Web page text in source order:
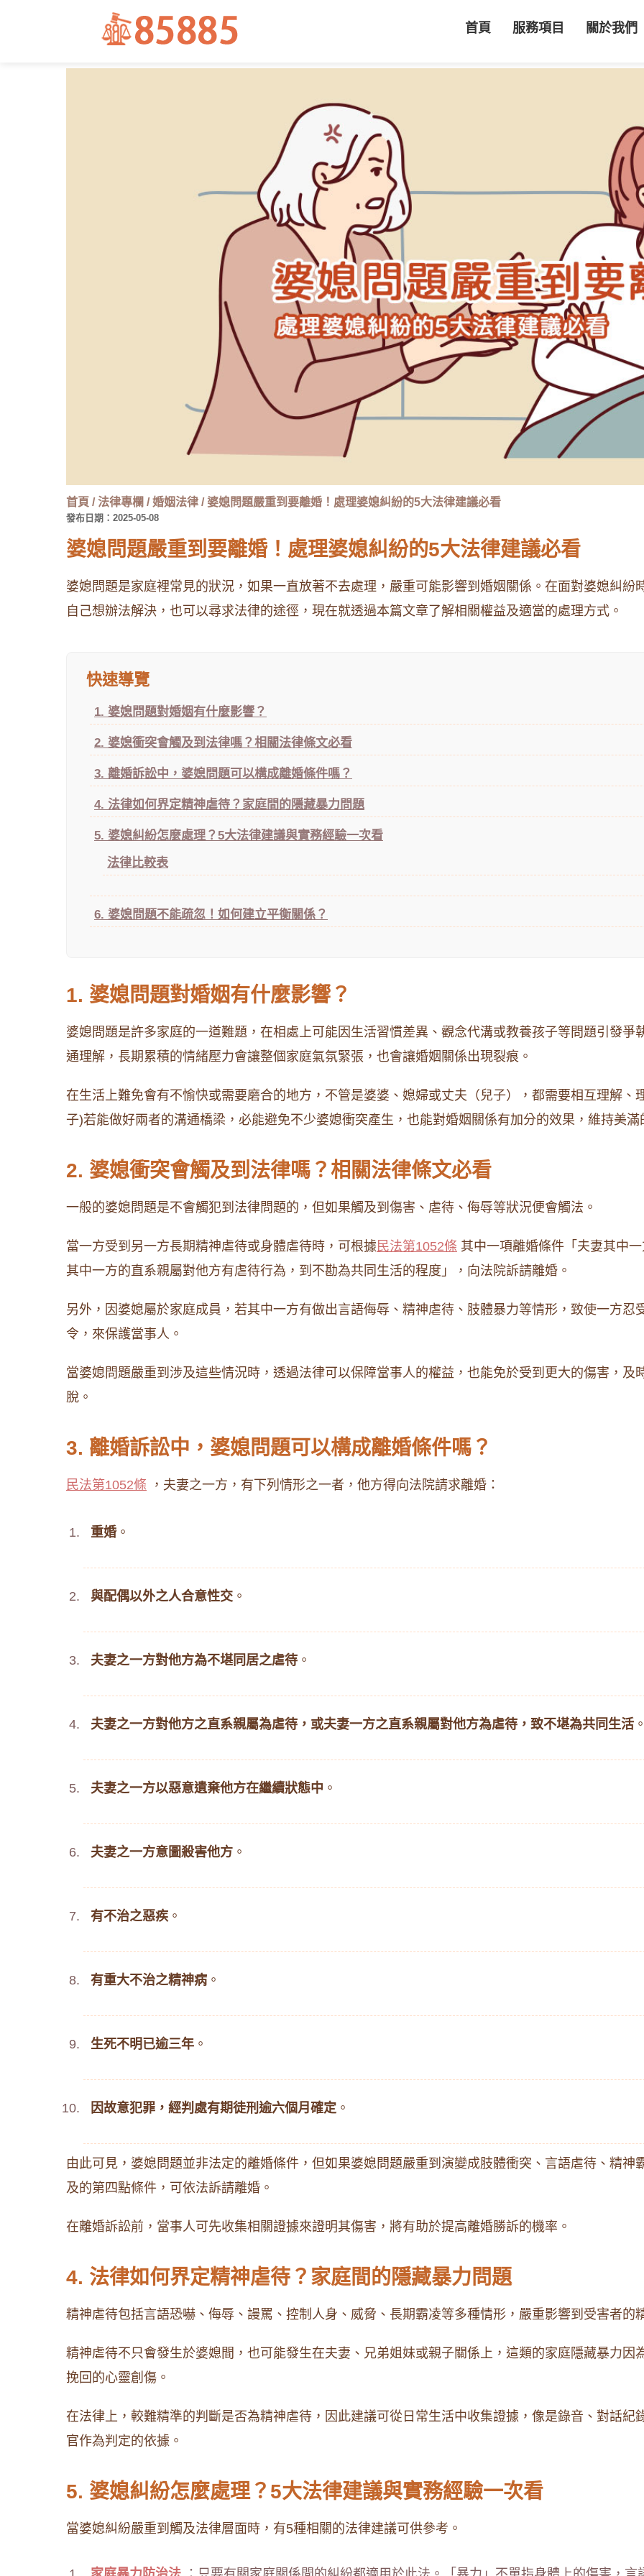
首頁 服務項目 關於我們
首頁 /法律專欄 /婚姻法律 /婆媳問題嚴重到要離婚！處理婆媳糾紛的5大法律建議必看
發布日期：2025-05-08
婆媳問題嚴重到要離婚！處理婆媳糾紛的5大法律建議必看
婆媳問題是家庭裡常見的狀況，如果一直放著不去處理，嚴重可能影響到婚姻關係。在面對婆媳糾
自己想辦法解決，也可以尋求法律的途徑，現在就透過本篇文章了解相關權益及適當的處理方式。
快速導覽
1. 婆媳問題對婚姻有什麼影響？
2. 婆媳衝突會觸及到法律嗎？相關法律條文必看
3. 離婚訴訟中，婆媳問題可以構成離婚條件嗎？
4. 法律如何界定精神虐待？家庭間的隱藏暴力問題
5. 婆媳糾紛怎麼處理？5大法律建議與實務經驗一次看
法律比較表
6. 婆媳問題不能疏忽！如何建立平衡關係？
1. 婆媳問題對婚姻有什麼影響？
婆媳問題是許多家庭的一道難題，在相處上可能因生活習慣差異、觀念代溝或教養孩子等問題引發
通理解，長期累積的情緒壓力會讓整個家庭氣氛緊張，也會讓婚姻關係出現裂痕。
在生活上難免會有不愉快或需要磨合的地方，不管是婆婆、媳婦或丈夫（兒子），都需要相互理解
子)若能做好兩者的溝通橋梁，必能避免不少婆媳衝突產生，也能對婚姻關係有加分的效果，維持美滿
2. 婆媳衝突會觸及到法律嗎？相關法律條文必看
一般的婆媳問題是不會觸犯到法律問題的，但如果觸及到傷害、虐待、侮辱等狀況便會觸法。
當一方受到另一方長期精神虐待或身體虐待時，可根據 民法第1052條 其中一項離婚條件「夫妻其中
其中一方的直系親屬對他方有虐待行為，到不勘為共同生活的程度」，向法院訴請離婚。
另外，因婆媳屬於家庭成員，若其中一方有做出言語侮辱、精神虐待、肢體暴力等情形，致使一方忍
令，來保護當事人。
當婆媳問題嚴重到涉及這些情況時，透過法律可以保障當事人的權益，也能免於受到更大的傷害，及
脫。
3. 離婚訴訟中，婆媳問題可以構成離婚條件嗎？
民法第1052條 ，夫妻之一方，有下列情形之一者，他方得向法院請求離婚：
重婚 。
與配偶以外之人合意性交 。
夫妻之一方對他方為不堪同居之虐待 。
夫妻之一方對他方之直系親屬為虐待，或夫妻一方之直系親屬對他方為虐待，致不堪為共同生活
夫妻之一方以惡意遺棄他方在繼續狀態中 。
夫妻之一方意圖殺害他方 。
有不治之惡疾 。
有重大不治之精神病 。
生死不明已逾三年 。
因故意犯罪，經判處有期徒刑逾六個月確定。
由此可見，婆媳問題並非法定的離婚條件，但如果婆媳問題嚴重到演變成肢體衝突、言語虐待、精
及的第四點條件，可依法訴請離婚。
在離婚訴訟前，當事人可先收集相關證據來證明其傷害，將有助於提高離婚勝訴的機率。
4. 法律如何界定精神虐待？家庭間的隱藏暴力問題
精神虐待包括言語恐嚇、侮辱、謾罵、控制人身、威脅、長期霸凌等多種情形，嚴重影響到受害者的
精神虐待不只會發生於婆媳間，也可能發生在夫妻、兄弟姐妹或親子關係上，這類的家庭隱藏暴力因
挽回的心靈創傷。
在法律上，較難精準的判斷是否為精神虐待，因此建議可從日常生活中收集證據，像是錄音、對話紀
官作為判定的依據。
5. 婆媳糾紛怎麼處理？5大法律建議與實務經驗一次看
當婆媳糾紛嚴重到觸及法律層面時，有5種相關的法律建議可供參考。